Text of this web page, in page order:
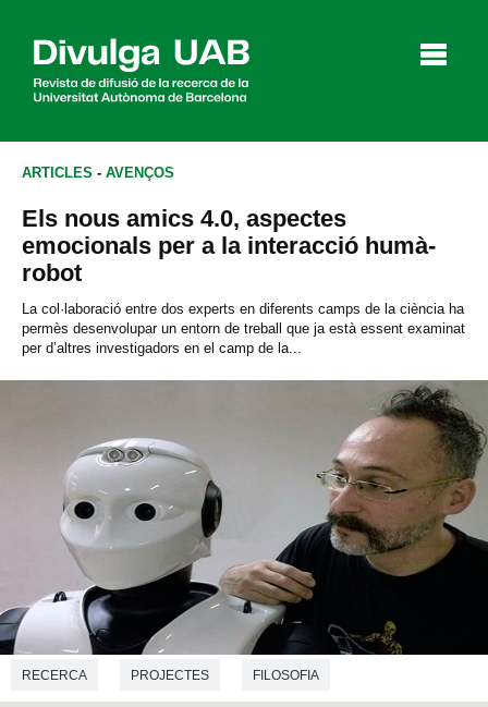
Agenda
CERCAR
ARTICLES - AVENÇOS
Els nous amics 4.0, aspectes
emocionals per a la interacció humà-
robot
La col·laboració entre dos experts en diferents camps de la ciència ha
permès desenvolupar un entorn de treball que ja està essent examinat
per d’altres investigadors en el camp de la...
RECERCA PROJECTES FILOSOFIA